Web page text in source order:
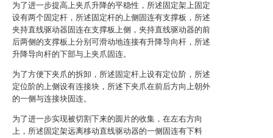
为了进一步提高上夹爪升降的平稳性，所述固定架上固定
设有两个固定杆，所述固定杆的上侧固连有支撑板，所述
夹持直线驱动器固连在支撑板上侧，夹持直线驱动器的前
后两侧的支撑板上分别可滑动地连接有升降导向杆，所述
升降导向杆的下部与上夹爪固连。
为了方便下夹爪的拆卸，所述固定杆上设有定位阶，所述
定位阶的上侧设有连接块，所述下夹爪在前后方向上朝外
的一侧与连接块固连。
为了进一步实现被切割下来的圆片的收集，在左右方向
上，所述固定架远离移动直线驱动器的一侧固连有下料